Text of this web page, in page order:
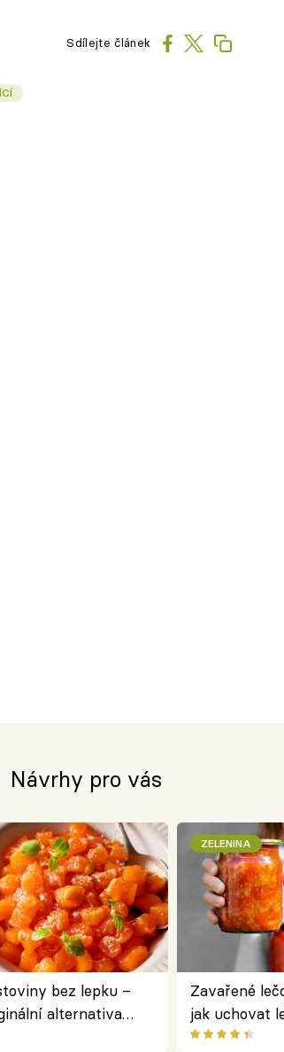
Sdílejte článek
Návrhy pro vás
bez lepku –
alternativa
ZELENINA
Zavařené
jak uchovat